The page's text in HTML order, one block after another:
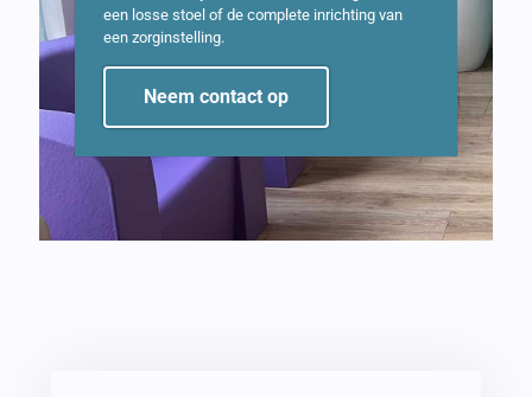
een losse stoel of de complete inrichting van
een zorginstelling.
Neem contact op